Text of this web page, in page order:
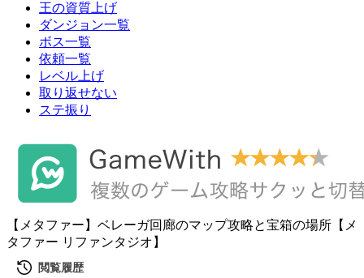
王の資質上げ
ダンジョン一覧
ボス一覧
依頼一覧
レベル上げ
取り返せない
ステ振り
【メタファー】ベレーガ回廊のマップ攻略と宝箱の場所【メ
タファー リファンタジオ】